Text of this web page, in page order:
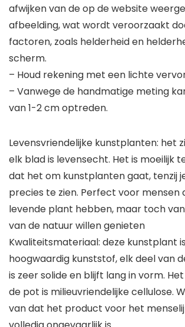
afwijken van de op de website
afbeelding, wat wordt veroorzaakt
factoren, zoals helderheid en
scherm.
– Houd rekening met een lichte
– Vanwege de handmatige meting
van 1-2 cm optreden.
Levensvriendelijke kunstplanten: het
elk blad is levensecht. Het is moeilijk
dat het om kunstplanten gaat, tenzij
precies te zien. Perfect voor mensen
levende plant hebben, maar toch
van de natuur willen genieten
Kwaliteitsmateriaal: deze kunstplant
hoogwaardig kunststof, elk deel van
is zeer solide en blijft lang in vorm.
de pot is milieuvriendelijke cellulose.
van dat het product voor het